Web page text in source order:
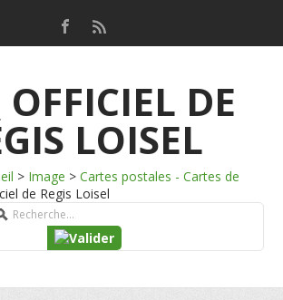
OFFICIEL DE
LOISEL
> Image > Cartes postales - Cartes de
de Regis Loisel